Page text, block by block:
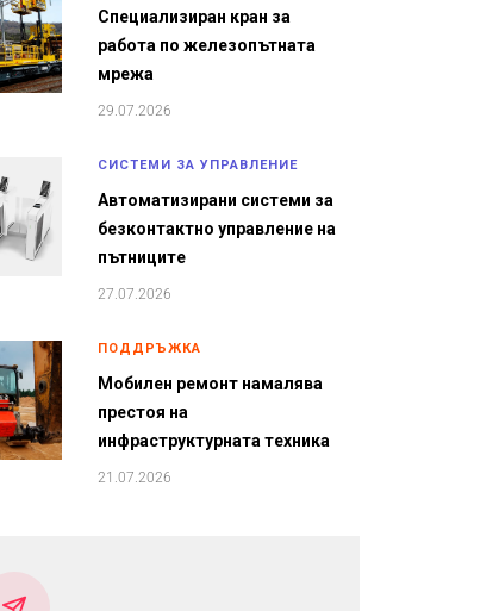
Специализиран кран за
работа по железопътната
мрежа
29.07.2026
СИСТЕМИ ЗА УПРАВЛЕНИЕ
Автоматизирани системи за
безконтактно управление на
пътниците
27.07.2026
ПОДДРЪЖКА
Мобилен ремонт намалява
престоя на
инфраструктурната техника
21.07.2026